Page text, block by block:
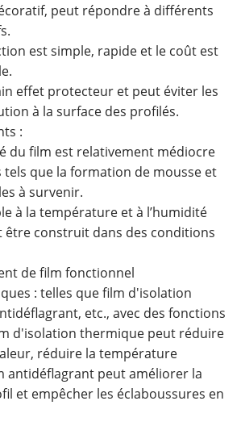
peut répondre à différents
est simple, rapide et le coût est
effet protecteur et peut éviter les
à la surface des profilés.
:
du film est relativement médiocre
tels que la formation de mousse et
à survenir.
à la température et à l’humidité
être construit dans des conditions
de film fonctionnel
: telles que film d'isolation
etc., avec des fonctions
d'isolation thermique peut réduire
réduire la température
antidéflagrant peut améliorer la
et empêcher les éclaboussures en